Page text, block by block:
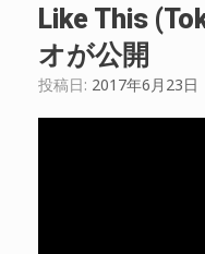
Like This
オが公開
投稿日: 2017年6月23日